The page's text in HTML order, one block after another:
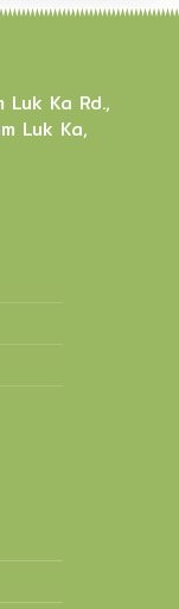
Ka Rd.,
Luk Ka,